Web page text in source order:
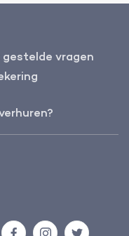
gestelde vragen